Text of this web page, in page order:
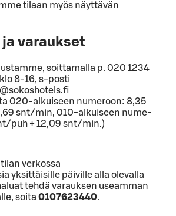
tilaan myös näyttävän
varaukset
soittamalla p. 020 1234
8-16, s-posti
020-al­kui­seen nu­me­roon: 8,35
snt/min, 010-al­kui­seen nu­me­
puh + 12,09 snt/min.)
verkossa
yksittäisille päiville alla olevalla
tehdä varauksen useamman
soita 0107623440.